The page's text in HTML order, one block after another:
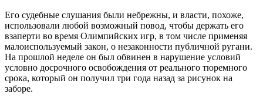
Его судебные слушания были небрежны, и власти, похоже,
использовали любой возможный повод, чтобы держать его
взаперти во время Олимпийских игр, в том числе применяя
малоиспользуемый закон, о незаконности публичной ругани.
На прошлой неделе он был обвинен в нарушение условий
условно досрочного освобождения от реального тюремного
срока, который он получил три года назад за рисунок на
заборе.